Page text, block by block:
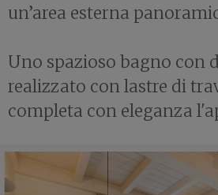
un’area esterna
Uno spazioso bagno con
realizzato con lastre di
completa con eleganza